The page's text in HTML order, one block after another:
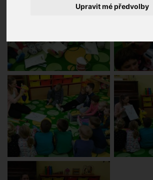
Upravit mé předvolby